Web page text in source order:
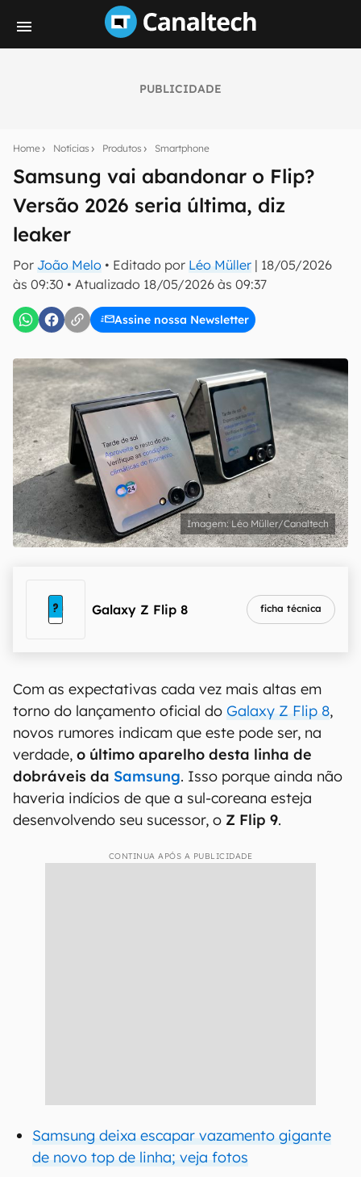
PUBLICIDADE
Home Notícias Produtos Smartphone
Samsung vai abandonar o Flip?
Versão 2026 seria última, diz
leaker
Por João Melo • Editado por Léo Müller | 18/05/2026
às 09:30 • Atualizado 18/05/2026 às 09:37
Assine nossa Newsletter
notícias e reviews sobre tecnologia em primeira
E-mail
inscreva-se
Confirmo que li, aceito e concordo com os Termos de
Uso e Política de Privacidade do Canaltech.
Léo Müller/Canaltech
Galaxy Z Flip 8 ficha técnica
Com as expectativas cada vez mais altas em
torno do lançamento oficial do Galaxy Z Flip 8,
novos rumores indicam que este pode ser, na
verdade, o último aparelho desta linha de
dobráveis da Samsung. Isso porque ainda não
haveria indícios de que a sul-coreana esteja
desenvolvendo seu sucessor, o Z Flip 9.
CONTINUA APÓS A PUBLICIDADE
Samsung deixa escapar vazamento gigante
de novo top de linha; veja fotos